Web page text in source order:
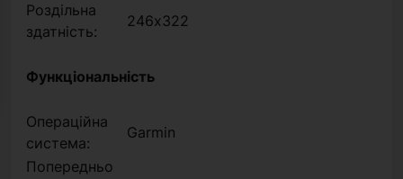
Роздільна
здатність:
246х322
Функціональність
Операційна
система:
Garmin
Попередньо